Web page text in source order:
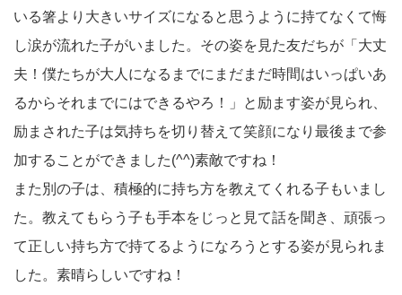
いる箸より大きいサイズになると思うように持てなくて悔
し涙が流れた子がいました。その姿を見た友だちが「大丈
夫！僕たちが大人になるまでにまだまだ時間はいっぱいあ
るからそれまでにはできるやろ！」と励ます姿が見られ、
励まされた子は気持ちを切り替えて笑顔になり最後まで参
加することができました(^^)素敵ですね！
また別の子は、積極的に持ち方を教えてくれる子もいまし
た。教えてもらう子も手本をじっと見て話を聞き、頑張っ
て正しい持ち方で持てるようになろうとする姿が見られま
した。素晴らしいですね！